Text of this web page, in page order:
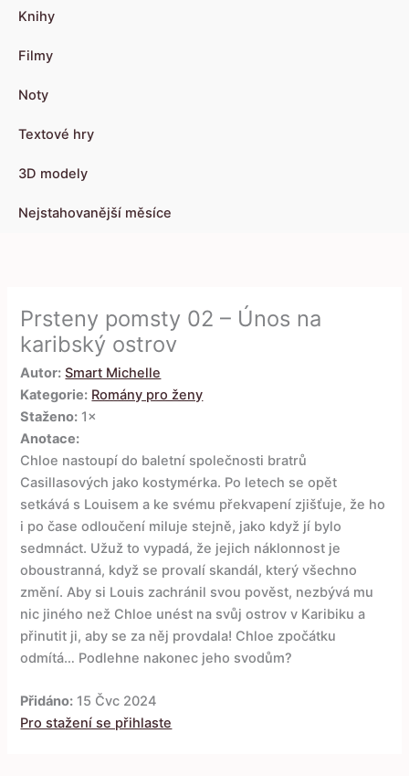
Knihy
Filmy
Noty
Textové hry
3D modely
Nejstahovanější měsíce
Prsteny pomsty 02 – Únos na
karibský ostrov
Autor: Smart Michelle
Kategorie: Romány pro ženy
Staženo: 1×
Anotace:
Chloe nastoupí do baletní společnosti bratrů
Casillasových jako kostymérka. Po letech se opět
setkává s Louisem a ke svému překvapení zjišťuje, že ho
i po čase odloučení miluje stejně, jako když jí bylo
sedmnáct. Užuž to vypadá, že jejich náklonnost je
oboustranná, když se provalí skandál, který všechno
změní. Aby si Louis zachránil svou pověst, nezbývá mu
nic jiného než Chloe unést na svůj ostrov v Karibiku a
přinutit ji, aby se za něj provdala! Chloe zpočátku
odmítá… Podlehne nakonec jeho svodům?
Přidáno: 15 Čvc 2024
Pro stažení se přihlaste